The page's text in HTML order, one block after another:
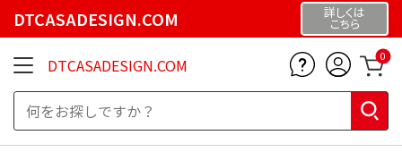
DTCASADESIGN.COM 詳しくは
こちら
DTCASADESIGN.COM 0